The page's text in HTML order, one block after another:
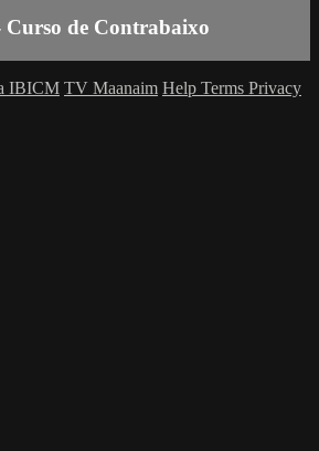
Curso de Contrabaixo
IBICM TV Maanaim Help Terms Privacy